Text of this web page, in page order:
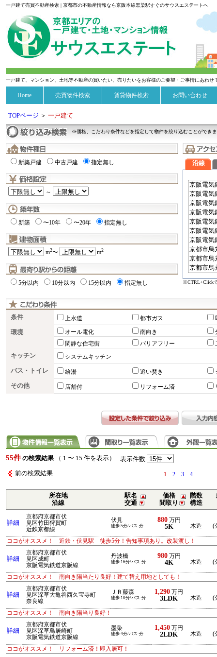
一戸建て売買不動産検索 | 京都市の不動産情報なら京阪本線黒染駅すぐのサウスエステートへ
一戸建て、マンション、土地等不動産の買いたい、売りたいをお客様のご要望・ご事情にあわ
Home 売買物件検索 賃貸物件検索 お問い合わせ
TOPページ ＞ 一戸建て
※価格、こだわり条件などを指定して物件を絞り込むことができ
新築戸建 中古戸建 指定無し
～
新築 〜10年 〜20年 指定無し
m2〜 m2
5分以内 10分以内 15分以内 指定無し
沿線
※CTRL+Click
条件 上水道 都市ガス
環境 オール電化 南向き
閑静な住宅街
バリアフリー
キッチン システムキッチン
バス・トイレ 給湯 追い焚き
その他 店舗付 リフォーム済
55件 の検索結果 （ 1 〜 15 件を表示） 表示件数
前の検索結果 1 2 3 4
所在地
沿線
駅名
交通
価格
間取り
階数
構造
詳細
京都府京都市伏
見区竹田狩賀町
近鉄京都線
伏見
徒歩 5分/バス-分
880万円
5K 木造 (
ココがオススメ！ 近鉄・伏見駅 徒歩5分！告知事項あり。改装渡し！
詳細
京都府京都市伏
見区成町
京阪電気鉄道京阪線
丹波橋
徒歩 16分/バス-分
980万円
4K 木造 (
ココがオススメ！ 南向き陽当たり良好！建て替え用地としても！
詳細
京都府京都市伏
見区深草大亀谷西久宝寺町
奈良線
ＪＲ藤森
徒歩 10分/バス-分
1,290 万円
3LDK 木造 (
ココがオススメ！ 南向き陽当り良好！
詳細
京都府京都市伏
見区深草鳥居崎町
京阪電気鉄道京阪線
墨染
徒歩 4分/バス-分
1,450 万円
2LDK 木造 (
ココがオススメ！ リフォーム済！即入居可！